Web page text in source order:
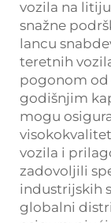
vozila na
snažne
lancu
teretnih
pogonom od
godišnjim
mogu
vozila i
zadovoljili
industrijskih
globalni